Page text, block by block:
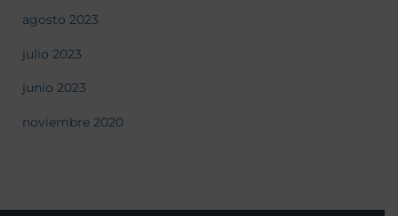
agosto 2023
julio 2023
junio 2023
noviembre 2020